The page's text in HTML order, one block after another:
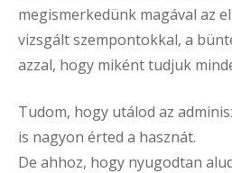
megismerkedünk magával az
vizsgált szempontokkal, a
azzal, hogy miként tudjuk
Tudom, hogy utálod az
is nagyon érted a hasznát.
De ahhoz, hogy nyugodtan